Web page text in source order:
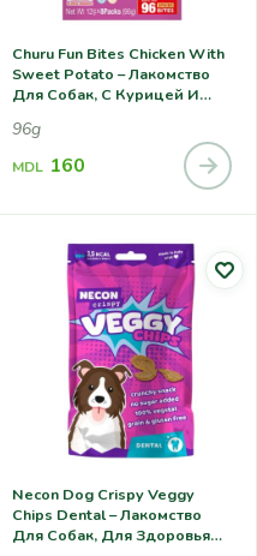
Churu Fun Bites Chicken With
Sweet Potato – Лакомство
Для Собак, С Курицей И
96g
MDL 160
Necon Dog Crispy Veggy
Chips Dental – Лакомство
Для Собак, Для Здоровья